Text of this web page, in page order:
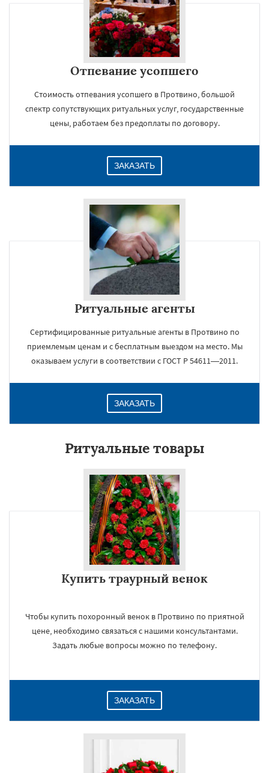
Отпевание усопшего
Стоимость отпевания усопшего в Протвино, большой
спектр сопутствующих ритуальных услуг, государственные
цены, работаем без предоплаты по договору.
ЗАКАЗАТЬ
Ритуальные агенты
Сертифицированные ритуальные агенты в Протвино по
приемлемым ценам и с бесплатным выездом на место. Мы
оказываем услуги в соответствии с ГОСТ Р 54611—2011.
ЗАКАЗАТЬ
Ритуальные товары
Купить траурный венок
Чтобы купить похоронный венок в Протвино по приятной
цене, необходимо связаться с нашими консультантами.
Задать любые вопросы можно по телефону.
ЗАКАЗАТЬ